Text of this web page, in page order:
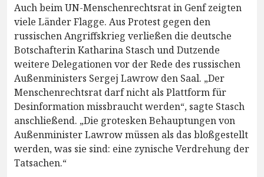
Auch beim UN-Menschenrechtsrat in Genf zeigten
viele Länder Flagge. Aus Protest gegen den
russischen Angriffskrieg verließen die deutsche
Botschafterin Katharina Stasch und Dutzende
weitere Delegationen vor der Rede des russischen
Außenministers Sergej Lawrow den Saal. „Der
Menschenrechtsrat darf nicht als Plattform für
Desinformation missbraucht werden“, sagte Stasch
anschließend. „Die grotesken Behauptungen von
Außenminister Lawrow müssen als das bloßgestellt
werden, was sie sind: eine zynische Verdrehung der
Tatsachen.“